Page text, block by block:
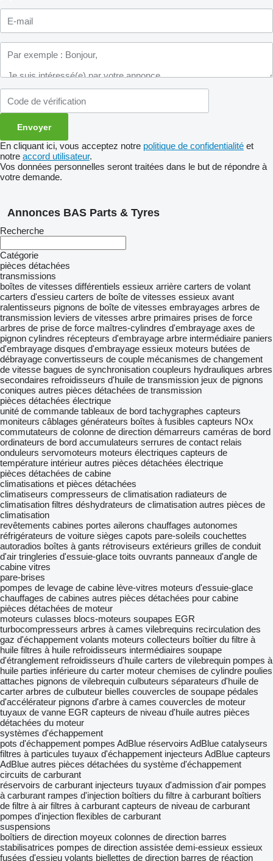
En cliquant ici, vous acceptez notre politique de confidentialité et
notre accord utilisateur.
Vos données personnelles seront traitées dans le but de répondre à
votre demande.
Annonces BAS Parts & Tyres
Recherche
Catégorie
pièces détachées
transmissions
boîtes de vitesses différentiels essieux arrière carters de volant
carters d'essieu carters de boîte de vitesses essieux avant
ralentisseurs pignons de boîte de vitesses embrayages arbres de
transmission leviers de vitesses arbre primaires prises de force
arbres de prise de force maîtres-cylindres d'embrayage axes de
pignon cylindres récepteurs d'embrayage arbre intermédiaire paniers
d'embrayage disques d'embrayage essieux moteurs butées de
débrayage convertisseurs de couple mécanismes de changement
de vitesse bagues de synchronisation coupleurs hydrauliques arbres
secondaires refroidisseurs d'huile de transmission jeux de pignons
coniques autres pièces détachées de transmission
pièces détachées électrique
unité de commande tableaux de bord tachygraphes capteurs
moniteurs câblages générateurs boîtes à fusibles capteurs NOx
commutateurs de colonne de direction démarreurs caméras de bord
ordinateurs de bord accumulateurs serrures de contact relais
onduleurs servomoteurs moteurs électriques capteurs de
température intérieur autres pièces détachées électrique
pièces détachées de cabine
climatisations et pièces détachées
climatiseurs compresseurs de climatisation radiateurs de
climatisation filtres déshydrateurs de climatisation autres pièces de
climatisation
revêtements cabines portes ailerons chauffages autonomes
réfrigérateurs de voiture sièges capots pare-soleils couchettes
autoradios boîtes à gants rétroviseurs extérieurs grilles de conduit
d'air tringleries d'essuie-glace toits ouvrants panneaux d'angle de
cabine vitres
pare-brises
pompes de levage de cabine lève-vitres moteurs d'essuie-glace
chauffages de cabines autres pièces détachées pour cabine
pièces détachées de moteur
moteurs culasses blocs-moteurs soupapes EGR
turbocompresseurs arbres à cames vilebrequins recirculation des
gaz d'échappement volants moteurs collecteurs boîtier du filtre à
huile filtres à huile refroidisseurs intermédiaires soupape
d'étranglement refroidisseurs d'huile carters de vilebrequin pompes à
huile parties inférieure du carter moteur chemises de cylindre poulies
attaches pignons de vilebrequin culbuteurs séparateurs d'huile de
carter arbres de culbuteur bielles couvercles de soupape pédales
d'accélérateur pignons d'arbre à cames couvercles de moteur
tuyaux de vanne EGR capteurs de niveau d'huile autres pièces
détachées du moteur
systèmes d'échappement
pots d'échappement pompes AdBlue réservoirs AdBlue catalyseurs
filtres à particules tuyaux d'échappement injecteurs AdBlue capteurs
AdBlue autres pièces détachées du système d'échappement
circuits de carburant
réservoirs de carburant injecteurs tuyaux d'admission d'air pompes
à carburant rampes d'injection boîtiers du filtre à carburant boîtiers
de filtre à air filtres à carburant capteurs de niveau de carburant
pompes d'injection flexibles de carburant
suspensions
boîtiers de direction moyeux colonnes de direction barres
stabilisatrices pompes de direction assistée demi-essieux essieux
fusées d'essieu volants biellettes de direction barres de réaction